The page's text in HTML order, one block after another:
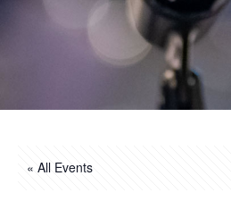
« All Events